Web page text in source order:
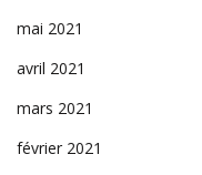
mai 2021
avril 2021
mars 2021
février 2021